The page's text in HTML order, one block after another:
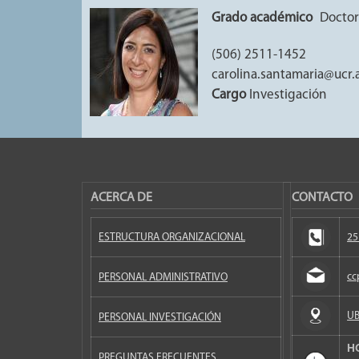
Grado académico
(506) 2511-1452
Cargo Investigación
ACERCA DE
ESTRUCTURA ORGANIZACIONAL
PERSONAL ADMINISTRATIVO
PERSONAL INVESTIGACIÓN
CONTACTO